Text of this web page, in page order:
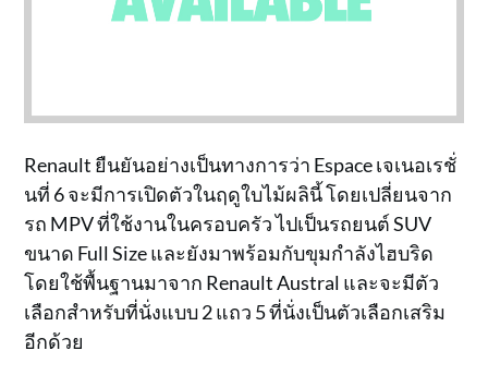
Renault ยืนยันอย่างเป็นทางการว่า Espace เจเนอเรชั่
นที่ 6 จะมีการเปิดตัวในฤดูใบไม้ผลินี้ โดยเปลี่ยนจาก
รถ MPV ที่ใช้งานในครอบครัว ไปเป็นรถยนต์ SUV
ขนาด Full Size และยังมาพร้อมกับขุมกำลังไฮบริด
โดยใช้พื้นฐานมาจาก Renault Austral และจะมีตัว
เลือกสำหรับที่นั่งแบบ 2 แถว 5 ที่นั่งเป็นตัวเลือกเสริม
อีกด้วย